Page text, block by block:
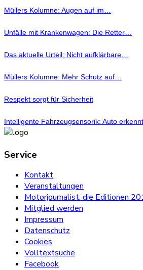
Müllers Kolumne: Augen auf im…
Unfälle mit Krankenwagen: Die Retter…
Das aktuelle Urteil: Nicht aufklärbare…
Müllers Kolumne: Mehr Schutz auf…
Respekt sorgt für Sicherheit
Intelligente Fahrzeugsensorik: Auto
Service
Kontakt
Veranstaltungen
Motorjournalist: die Editionen
Mitglied werden
Impressum
Datenschutz
Cookies
Volltextsuche
Facebook